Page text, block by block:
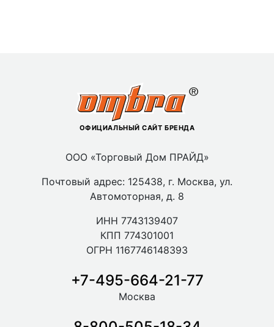
ОФИЦИАЛЬНЫЙ САЙТ БРЕНДА
ООО «Торговый Дом ПРАЙД»
Почтовый адрес: 125438, г. Москва, ул.
Автомоторная, д. 8
ИНН 7743139407
КПП 774301001
ОГРН 1167746148393
+7-495-664-21-77
Москва